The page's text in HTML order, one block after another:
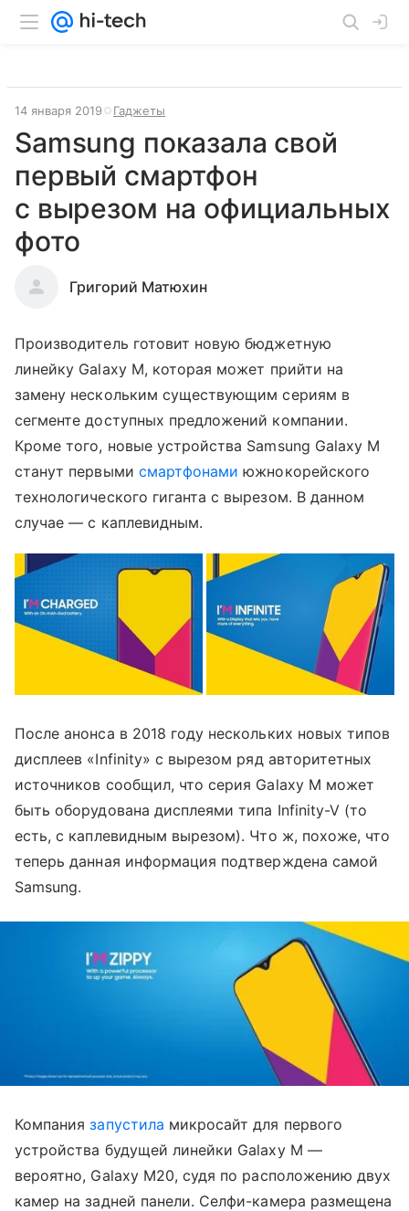
14 января 2019 Гаджеты
Samsung показала свой
первый смартфон
с вырезом на официальных
фото
Григорий Матюхин
Производитель готовит новую бюджетную
линейку Galaxy M, которая может прийти на
замену нескольким существующим сериям в
сегменте доступных предложений компании.
Кроме того, новые устройства Samsung Galaxy M
станут первыми смартфонами южнокорейского
технологического гиганта с вырезом. В данном
случае — с каплевидным.
После анонса в 2018 году нескольких новых типов
дисплеев «Infinity» с вырезом ряд авторитетных
источников сообщил, что серия Galaxy M может
быть оборудована дисплеями типа Infinity-V (то
есть, с каплевидным вырезом). Что ж, похоже, что
теперь данная информация подтверждена самой
Samsung.
Компаниязапустила микросайт для первого
устройства будущей линейки Galaxy M —
вероятно, Galaxy M20, судя по расположению двух
камер на задней панели. Селфи-камера размещена